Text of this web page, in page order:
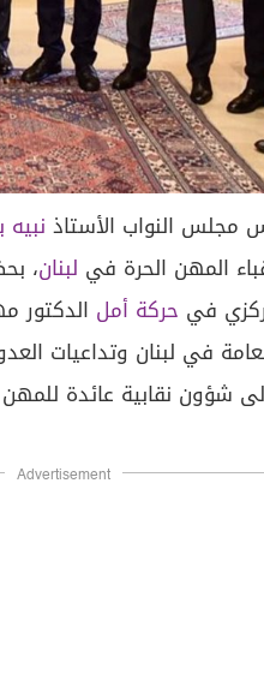
مجلس النواب الأستاذ نبيه
المهن الحرة في لبنان،
في حركة أمل الدكتور
في لبنان وتداعيات
شؤون نقابية عائدة
Advertisement